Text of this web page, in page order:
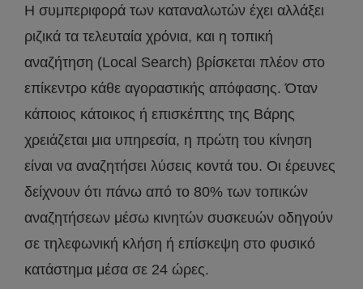
Η συμπεριφορά των καταναλωτών έχει αλλάξει
ριζικά τα τελευταία χρόνια, και η τοπική
αναζήτηση (Local Search) βρίσκεται πλέον στο
επίκεντρο κάθε αγοραστικής απόφασης. Όταν
κάποιος κάτοικος ή επισκέπτης της Βάρης
χρειάζεται μια υπηρεσία, η πρώτη του κίνηση
είναι να αναζητήσει λύσεις κοντά του. Οι έρευνες
δείχνουν ότι πάνω από το 80% των τοπικών
αναζητήσεων μέσω κινητών συσκευών οδηγούν
σε τηλεφωνική κλήση ή επίσκεψη στο φυσικό
κατάστημα μέσα σε 24 ώρες.